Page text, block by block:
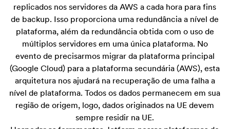
replicados nos servidores da AWS a cada hora para fins
de backup. Isso proporciona uma redundância a nível de
plataforma, além da redundância obtida com o uso de
múltiplos servidores em uma única plataforma. No
evento de precisarmos migrar da plataforma principal
(Google Cloud) para a plataforma secundária (AWS), esta
arquitetura nos ajudará na recuperação de uma falha a
nível de plataforma. Todos os dados permanecem em sua
região de origem, logo, dados originados na UE devem
sempre residir na UE.